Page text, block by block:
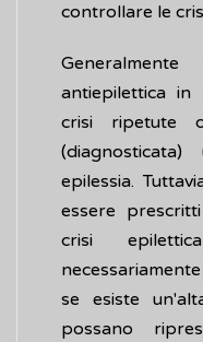
controllare le
antiepilettica in
crisi ripetute
epilessia.
essere
crisi
se esiste
possano